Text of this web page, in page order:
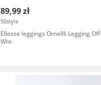
89,99 zł
50style
Ellesse leggings Ornellli Legging Off
Wht